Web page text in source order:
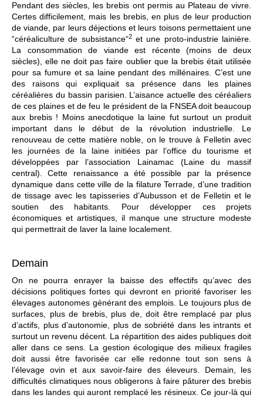
Pendant des siècles, les brebis ont permis au Plateau de vivre.
Certes difficilement, mais les brebis, en plus de leur production
de viande, par leurs déjections et leurs toisons permettaient une
“céréaliculture de subsistance“2et une proto-industrie lainière.
La consommation de viande est récente (moins de deux
siècles), elle ne doit pas faire oublier que la brebis était utilisée
pour sa fumure et sa laine pendant des millénaires. C’est une
des raisons qui expliquait sa présence dans les plaines
céréalières du bassin parisien. L’aisance actuelle des céréaliers
de ces plaines et de feu le président de la FNSEA doit beaucoup
aux brebis ! Moins anecdotique la laine fut surtout un produit
important dans le début de la révolution industrielle. Le
renouveau de cette matière noble, on le trouve à Felletin avec
les journées de la laine initiées par l’office du tourisme et
développées par l’association Lainamac (Laine du massif
central). Cette renaissance a été possible par la présence
dynamique dans cette ville de la filature Terrade, d’une tradition
de tissage avec les tapisseries d’Aubusson et de Felletin et le
soutien des habitants. Pour développer ces projets
économiques et artistiques, il manque une structure modeste
qui permettrait de laver la laine localement.
Demain
On ne pourra enrayer la baisse des effectifs qu’avec des
décisions politiques fortes qui devront en priorité favoriser les
élevages autonomes générant des emplois. Le toujours plus de
surfaces, plus de brebis, plus de, doit être remplacé par plus
d’actifs, plus d’autonomie, plus de sobriété dans les intrants et
surtout un revenu décent. La répartition des aides publiques doit
aller dans ce sens. La gestion écologique des milieux fragiles
doit aussi être favorisée car elle redonne tout son sens à
l’élevage ovin et aux savoir-faire des éleveurs. Demain, les
difficultés climatiques nous obligerons à faire pâturer des brebis
dans les landes qui auront remplacé les résineux. Ce jour-là qui